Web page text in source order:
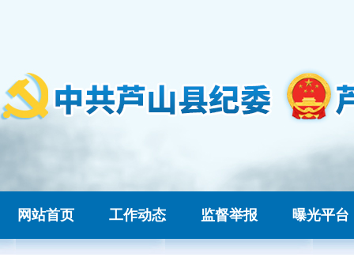
网站首页 工作动态 监督举报 曝光平台